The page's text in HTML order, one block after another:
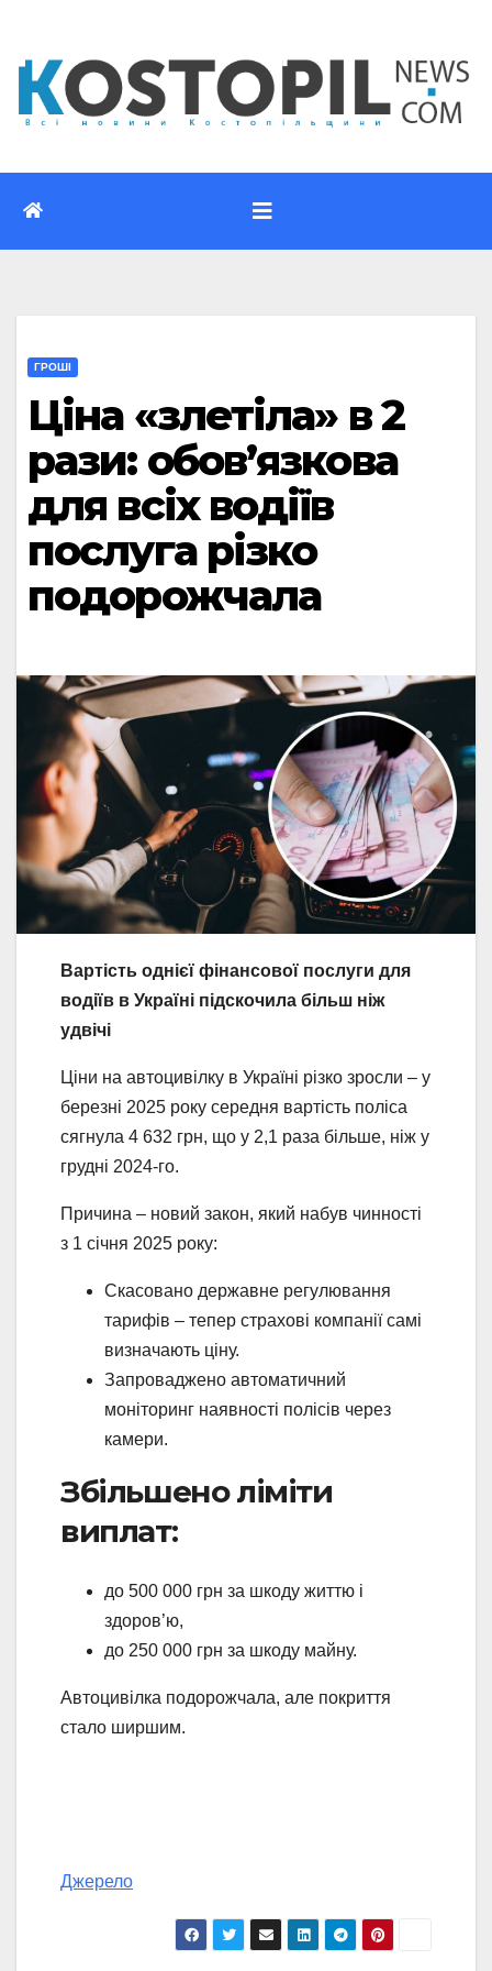
вмісту
ГРОШІ
Ціна «злетіла» в 2
рази: обов’язкова
для всіх водіїв
послуга різко
подорожчала
Вартість однієї фінансової послуги для
водіїв в Україні підскочила більш ніж
удвічі
Ціни на автоцивілку в Україні різко зросли – у
березні 2025 року середня вартість поліса
сягнула 4 632 грн, що у 2,1 раза більше, ніж у
грудні 2024-го.
Причина – новий закон, який набув чинності
з 1 січня 2025 року:
Скасовано державне регулювання
тарифів – тепер страхові компанії самі
визначають ціну.
Запроваджено автоматичний
моніторинг наявності полісів через
камери.
Збільшено ліміти
виплат:
до 500 000 грн за шкоду життю і
здоров’ю,
до 250 000 грн за шкоду майну.
Автоцивілка подорожчала, але покриття
стало ширшим.
Джерело